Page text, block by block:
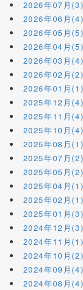
2026年07月(3)
2026年06月(4)
2026年05月(5)
2026年04月(5)
2026年03月(4)
2026年02月(2)
2026年01月(1)
2025年12月(4)
2025年11月(4)
2025年10月(4)
2025年08月(1)
2025年07月(2)
2025年05月(2)
2025年04月(1)
2025年02月(1)
2025年01月(3)
2024年12月(3)
2024年11月(1)
2024年10月(2)
2024年09月(4)
2024年08月(4)